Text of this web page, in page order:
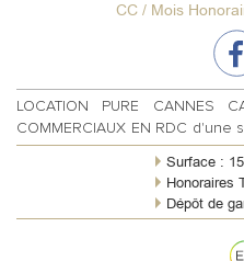
CC / Mois
LOCATION PURE CANNES
COMMERCIAUX EN RDC
proches de la CROISETTE
Surface :
Honoraires
Dépôt de
Règlement
Meublé :